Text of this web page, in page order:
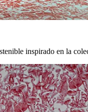
inspirado en la